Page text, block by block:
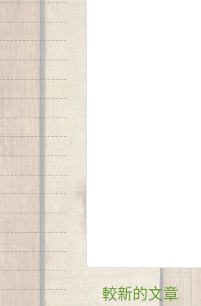
較新的文章